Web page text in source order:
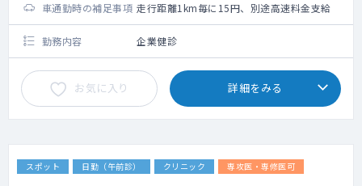
車通勤時の補足事項 走行距離1km毎に15円、別途高速料金支給
勤務内容 企業健診
お気に入り 詳細をみる
スポット 日勤（午前診） クリニック 専攻医・専修医可